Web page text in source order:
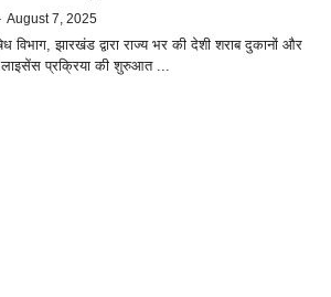
August 7, 2025
विभाग, झारखंड द्वारा राज्य भर की देशी शराब दुकानों और
प्रक्रिया की शुरुआत ...